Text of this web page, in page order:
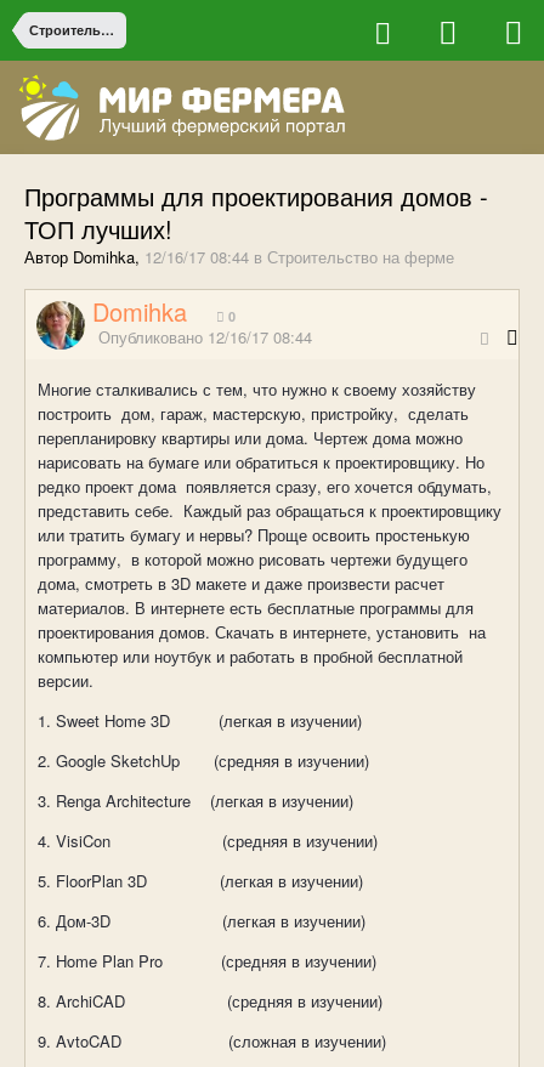
Строительство на ферме
Программы для проектирования домов -
ТОП лучших!
Автор Domihka, 12/16/17 08:44 в Строительство на ферме
Domihka 0
Опубликовано 12/16/17 08:44
Многие сталкивались с тем, что нужно к своему хозяйству
построить дом, гараж, мастерскую, пристройку, сделать
перепланировку квартиры или дома. Чертеж дома можно
нарисовать на бумаге или обратиться к проектировщику. Но
редко проект дома появляется сразу, его хочется обдумать,
представить себе. Каждый раз обращаться к проектировщику
или тратить бумагу и нервы? Проще освоить простенькую
программу, в которой можно рисовать чертежи будущего
дома, смотреть в 3D макете и даже произвести расчет
материалов. В интернете есть бесплатные программы для
проектирования домов. Скачать в интернете, установить на
компьютер или ноутбук и работать в пробной бесплатной
версии.
1. Sweet Home 3D
(легкая в изучении)
2. Google SketchUp
(средняя в изучении)
3. Renga Architecture (легкая в изучении)
4. VisiCon
(средняя в изучении)
5. FloorPlan 3D
(легкая в изучении)
6. Дом-3D
(легкая в изучении)
7. Home Plan Pro
(средняя в изучении)
8. ArchiCAD
(средняя в изучении)
9. AvtoCAD
(сложная в изучении)